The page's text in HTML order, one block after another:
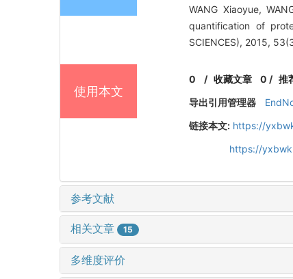
WANG Xiaoyue,
quantification of
SCIENCES), 2015,
使用本文
0 /收藏文章 0 / 推
导出引用管理器
链接本文: https://
https://
参考文献
相关文章 15
多维度评价